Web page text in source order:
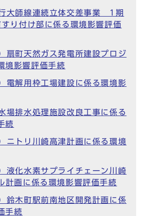
師線連続立体交差事業 1期
り付け部に係る環境影響評価
町天然ガス発電所建設プロジ
境影響評価手続
解用枠工場建設に係る環境影
排水処理施設改良工事に係る
続
トリ川崎高津計画に係る環境
化水素サプライチェーン川崎
計画に係る環境影響評価手続
木町駅前南地区開発計画に係
手続